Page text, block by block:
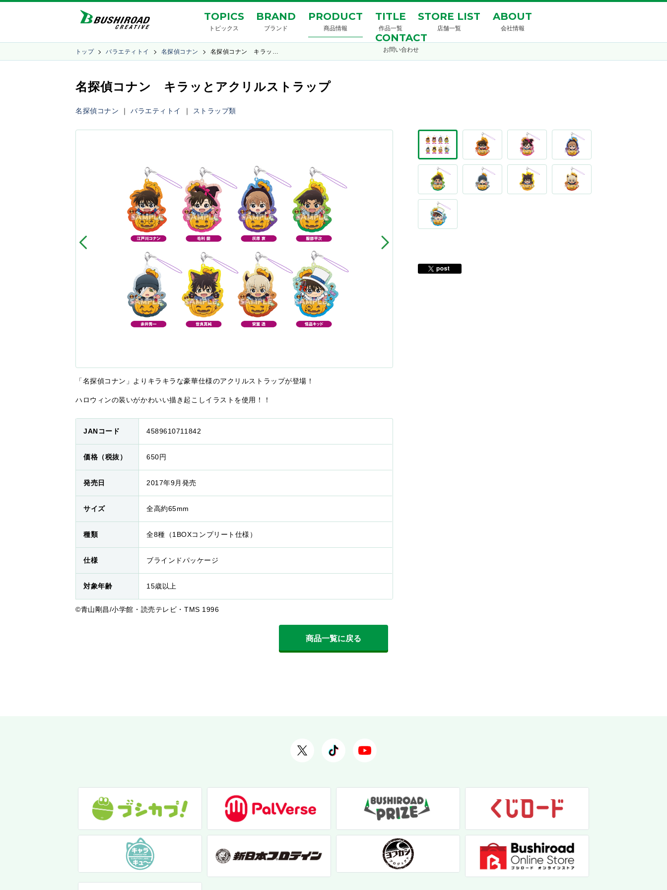
TOPICS
トピックス
BRAND
ブランド
PRODUCT
商品情報
TITLE
作品一覧
STORE LIST
店舗一覧
ABOUT
会社情報
CONTACT
お問い合わせ
トップ バラエティトイ 名探偵コナン 名探偵コナン キラッ…
名探偵コナン キラッとアクリルストラップ
名探偵コナン ｜バラエティトイ ｜ ストラップ類
「名探偵コナン」よりキラキラな豪華仕様のアクリルストラップが登場！
ハロウィンの装いがかわいい描き起こしイラストを使用！！
JANコード 4589610711842
価格（税抜） 650円
発売日 2017年9月発売
サイズ 全高約65mm
種類 全8種（1BOXコンプリート仕様）
仕様 ブラインドパッケージ
対象年齢 15歳以上
©青山剛昌/小学館・読売テレビ・TMS 1996
商品一覧に戻る